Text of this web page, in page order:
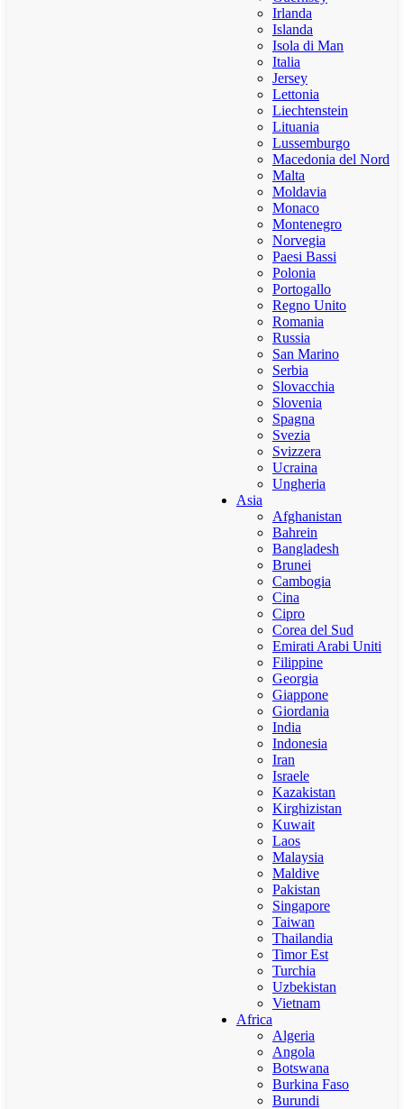
Irlanda
Islanda
Isola di Man
Italia
Jersey
Lettonia
Liechtenstein
Lituania
Lussemburgo
Macedonia del Nord
Malta
Moldavia
Monaco
Montenegro
Norvegia
Paesi Bassi
Polonia
Portogallo
Regno Unito
Romania
Russia
San Marino
Serbia
Slovacchia
Slovenia
Spagna
Svezia
Svizzera
Ucraina
Ungheria
Asia
Afghanistan
Bahrein
Bangladesh
Brunei
Cambogia
Cina
Cipro
Corea del Sud
Emirati Arabi Uniti
Filippine
Georgia
Giappone
Giordania
India
Indonesia
Iran
Israele
Kazakistan
Kirghizistan
Kuwait
Laos
Malaysia
Maldive
Pakistan
Singapore
Taiwan
Thailandia
Timor Est
Turchia
Uzbekistan
Vietnam
Africa
Algeria
Angola
Botswana
Burkina Faso
Burundi